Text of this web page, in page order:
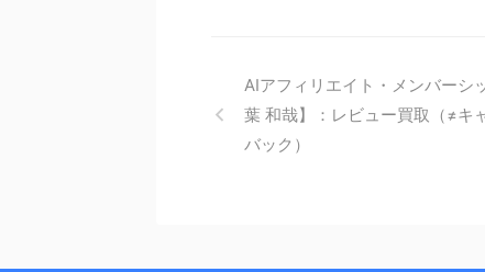
AIアフィリエイト・メンバーシ
葉 和哉】：レビュー買取（≠キ
バック）